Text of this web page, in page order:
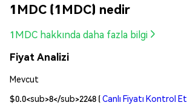
1MDC (1MDC) nedir
1MDC hakkında daha fazla bilgi
Fiyat Analizi
Mevcut
$0.0<sub>8</sub>2248 (Canlı Fiyatı Kontrol Et